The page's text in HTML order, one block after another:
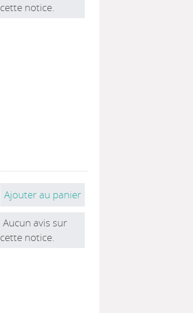
cette notice.
Ajouter au panier
Aucun avis sur
cette notice.